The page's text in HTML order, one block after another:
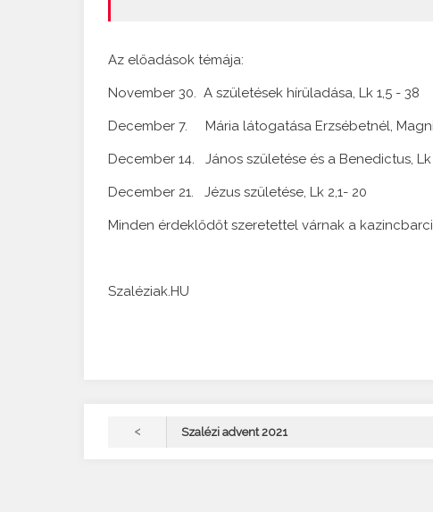
Az előadások témája:
November 30. A születések hírüladása, Lk 1,5 - 38
December 7. Mária látogatása Erzsébetnél,
December 14. János születése és a Benedictus, Lk
December 21. Jézus születése, Lk 2,1- 20
Minden érdeklődőt szeretettel várnak a
Szaléziak.HU
< Szalézi advent 2021